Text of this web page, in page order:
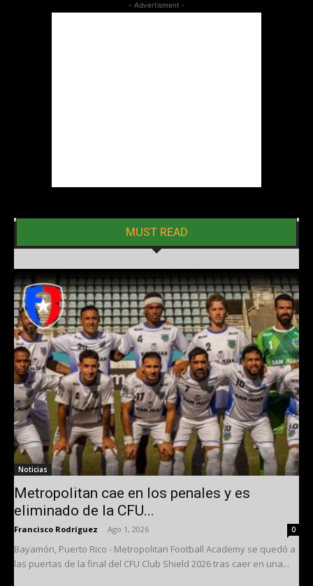
- Advertisment -
MUST READ
Noticias
Metropolitan cae en los penales y es
eliminado de la CFU...
Francisco Rodríguez Ago 1, 2026 0
Bayamón, Puerto Rico - Metropolitan Football Academy se quedó a
las puertas de la final del CFU Club Shield 2026 tras caer en una...